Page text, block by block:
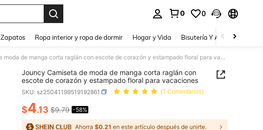
0 0
Zapatos Ropa interior y ropa de dormir Hogar y Vida Bisutería Y Accesorios
Jouncy Camiseta de moda de manga corta raglán con escote de corazón y estampado floral para vacaciones
Jouncy Camiseta de moda de manga corta raglán con
escote de corazón y estampado floral para vacaciones
SKU: sz25041199519192861 (7 Comentarios)
PRICE AND AVAILABILITY
$4.13 $9.79 -58%
Ahorra $0.21 en este artículo después de unirte.